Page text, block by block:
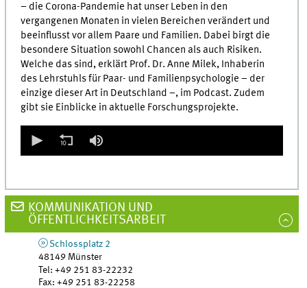
– die Corona-Pandemie hat unser Leben in den
vergangenen Monaten in vielen Bereichen verändert und
beeinflusst vor allem Paare und Familien. Dabei birgt die
besondere Situation sowohl Chancen als auch Risiken.
Welche das sind, erklärt Prof. Dr. Anne Milek, Inhaberin
des Lehrstuhls für Paar- und Familienpsychologie – der
einzige dieser Art in Deutschland –, im Podcast. Zudem
gibt sie Einblicke in aktuelle Forschungsprojekte.
seconds
KOMMUNIKATION UND
ÖFFENTLICHKEITSARBEIT
Schlossplatz 2
48149 Münster
Tel:+49 251 83-22232
Fax:+49 251 83-22258